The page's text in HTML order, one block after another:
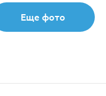
Еще фото